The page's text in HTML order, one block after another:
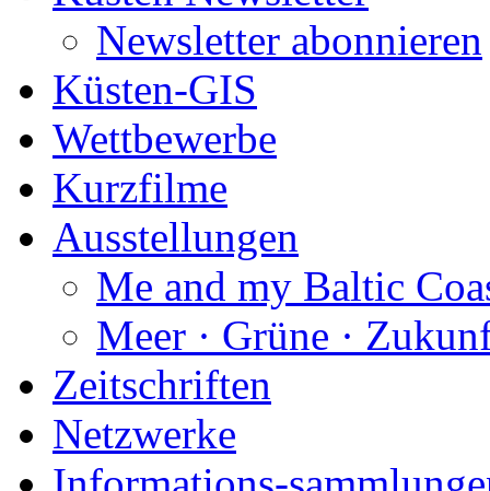
Newsletter abonnieren
Küsten-GIS
Wettbewerbe
Kurzfilme
Ausstellungen
Me and my Baltic
Meer · Grüne ·
Zeitschriften
Netzwerke